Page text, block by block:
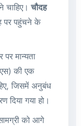
चाहिए।चौदह
पर पहुंचने के
पर मान्यता
की एक
जिसमें अनुबंध
दिया गया हो।
सामग्री को आगे